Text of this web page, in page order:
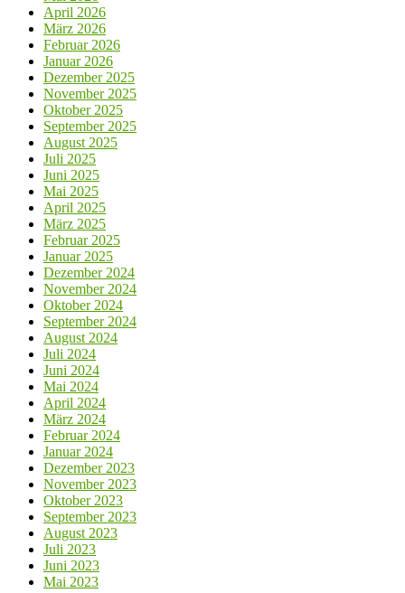
April 2026
März 2026
Februar 2026
Januar 2026
Dezember 2025
November 2025
Oktober 2025
September 2025
August 2025
Juli 2025
Juni 2025
Mai 2025
April 2025
März 2025
Februar 2025
Januar 2025
Dezember 2024
November 2024
Oktober 2024
September 2024
August 2024
Juli 2024
Juni 2024
Mai 2024
April 2024
März 2024
Februar 2024
Januar 2024
Dezember 2023
November 2023
Oktober 2023
September 2023
August 2023
Juli 2023
Juni 2023
Mai 2023